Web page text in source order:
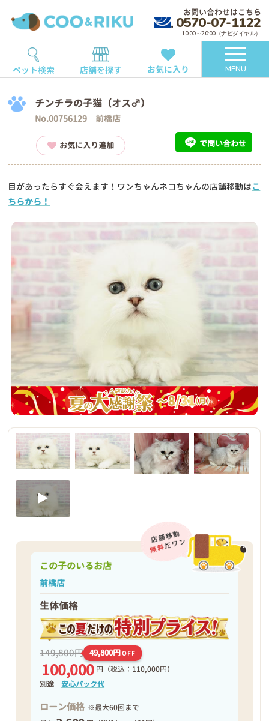
お問い合わせはこちら
0570-07-1122
10:00～20:00（ナビダイヤル）
ペット検索 店舗を探す お気に入り MENU
チンチラの子猫（オス♂）
No.00756129 前橋店
お気に入り追加 で問い合わせ
目があったらすぐ会えます！ワンちゃんネコちゃんの店舗移動はこ
ちらから！
この子のいるお店
前橋店
生体価格
149,800円 49,800円OFF
100,000 円 （税込：110,000円）
別途安心パック代
ローン価格 ※最大60回まで